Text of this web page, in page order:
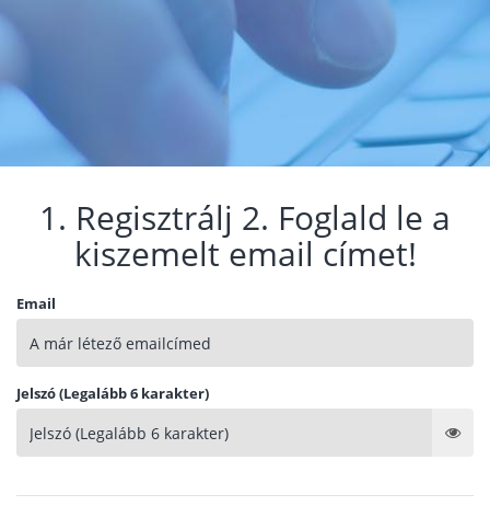
1. Regisztrálj 2. Foglald le a
kiszemelt email címet!
Email
Jelszó (Legalább 6 karakter)